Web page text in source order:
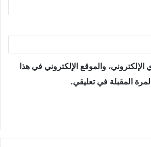
والموقع الإلكتروني في هذا
المقبلة في تعليقي.